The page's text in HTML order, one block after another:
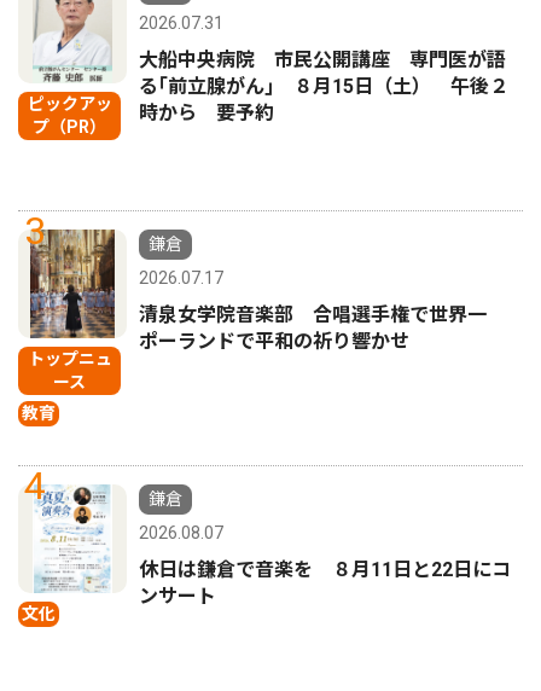
ピックアッ
プ（PR）
2026.07.31
大船中央病院 市民公開講座 専門医が語
る｢前立腺がん｣ ８月15日（土） 午後２
時から 要予約
3
トップニュ
ース
教育
鎌倉
2026.07.17
清泉女学院音楽部 合唱選手権で世界一
ポーランドで平和の祈り響かせ
4
文化
鎌倉
2026.08.07
休日は鎌倉で音楽を ８月11日と22日にコ
ンサート